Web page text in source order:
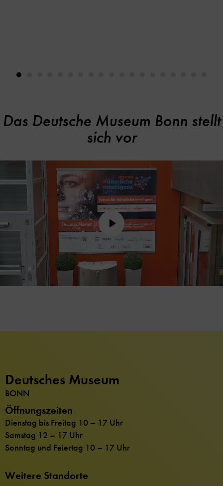
Das Deutsche Museum Bonn stellt
sich vor
Play
Deutsches Museum
BONN
Öffnungszeiten
Dienstag bis Freitag 10 – 17 Uhr
Samstag 12 – 17 Uhr
Sonntag und Feiertag 10 – 17 Uhr
Weitere Standorte